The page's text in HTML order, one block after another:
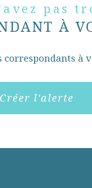
pas
À
correspondants
Créer l'alerte